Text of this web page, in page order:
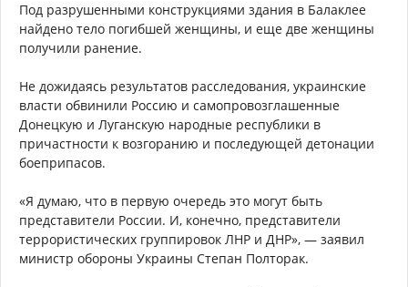
Под разрушенными конструкциями здания в Балаклее
найдено тело погибшей женщины, и еще две женщины
получили ранение.
Не дожидаясь результатов расследования, украинские
власти обвинили Россию и самопровозглашенные
Донецкую и Луганскую народные республики в
причастности к возгоранию и последующей детонации
боеприпасов.
«Я думаю, что в первую очередь это могут быть
представители России. И, конечно, представители
террористических группировок ЛНР и ДНР», — заявил
министр обороны Украины Степан Полторак.